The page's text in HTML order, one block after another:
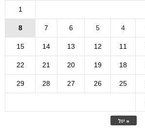
« יול
1
4
5
6
7
8
11
12
13
14
15
18
19
20
21
22
25
26
27
28
29